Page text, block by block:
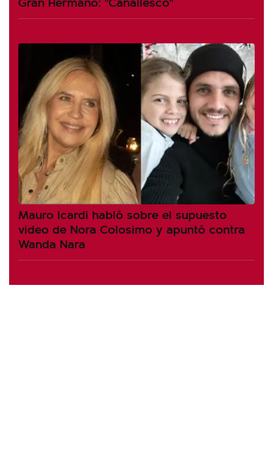
Mauro Icardi habló sobre el supuesto
video de Nora Colosimo y apuntó contra
Wanda Nara